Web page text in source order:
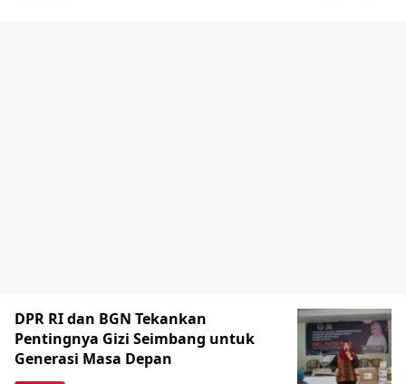
DPR RI dan BGN Tekankan
Pentingnya Gizi Seimbang untuk
Generasi Masa Depan